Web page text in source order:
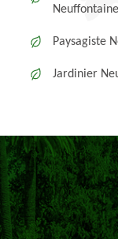
Paysagiste
Jardinier